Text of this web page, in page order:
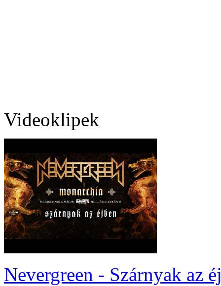
Videoklipek
Nevergreen - Szárnyak az